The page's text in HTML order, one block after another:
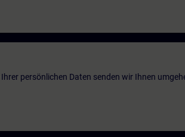
persönlichen Daten senden wir Ihnen